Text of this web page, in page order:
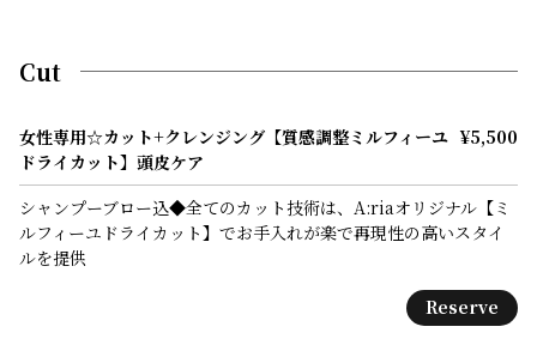
Cut
女性専用☆カット+クレンジング【質感調整ミルフィーユ
ドライカット】頭皮ケア
¥5,500
シャンプーブロー込◆全てのカット技術は、A:riaオリジナル【ミ
ルフィーユドライカット】でお手入れが楽で再現性の高いスタイ
ルを提供
Reserve